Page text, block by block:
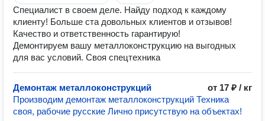
Специалист в своем деле. Найду подход к каждому
клиенту! Больше ста довольных клиентов и отзывов!
Качество и ответственность гарантирую!
Демонтируем вашу металлоконструкцию на выгодных
для вас условий. Своя спецтехника
Демонтаж металлоконструкций
от 17 ₽ / кг
Производим демонтаж металлоконструкций Техника
своя, рабочие русские Лично присутствую на объектах!